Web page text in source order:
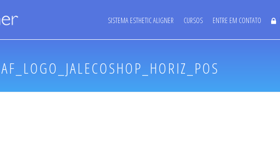
SISTEMA ESTHETIC ALIGNER CURSOS ENTRE EM CONTATO
AF_LOGO_JALECOSHOP_HORIZ_POS